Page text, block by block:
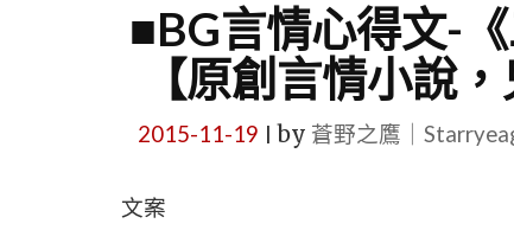
■BG言情心得文-
【原創言情小說
2015-11-19 by 蒼野之鷹｜
文案